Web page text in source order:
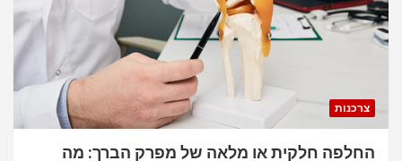
צרכנות
החלפה חלקית או מלאה של מפרק הברך: מה